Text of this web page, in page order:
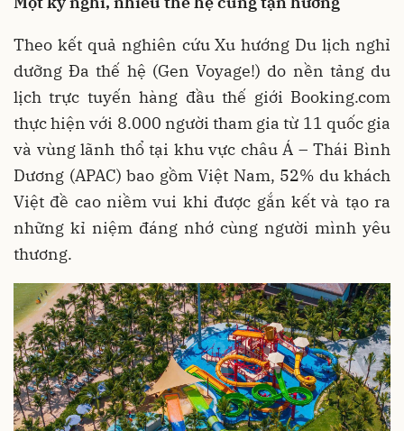
Theo kết quả nghiên cứu Xu hướng Du lịch nghỉ
dưỡng Đa thế hệ (Gen Voyage!) do nền tảng du
lịch trực tuyến hàng đầu thế giới Booking.com
thực hiện với 8.000 người tham gia từ 11 quốc gia
và vùng lãnh thổ tại khu vực châu Á – Thái Bình
Dương (APAC) bao gồm Việt Nam, 52% du khách
Việt đề cao niềm vui khi được gắn kết và tạo ra
những kỉ niệm đáng nhớ cùng người mình yêu
thương.